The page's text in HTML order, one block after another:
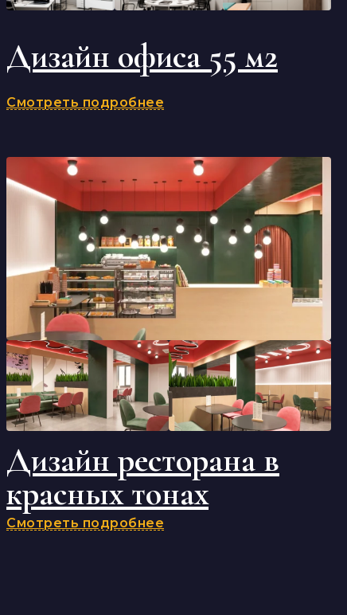
Дизайн офиса 55 м2
Смотреть подробнее
Дизайн ресторана в
красных тонах
Смотреть подробнее